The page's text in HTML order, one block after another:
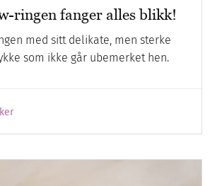
ringen fanger alles blikk!
med sitt delikate, men sterke
som ikke går ubemerket hen.